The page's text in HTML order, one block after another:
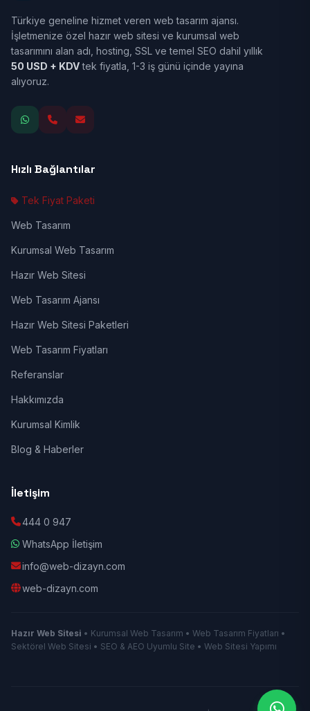
Türkiye geneline hizmet veren web tasarım ajansı.
İşletmenize özel hazır web sitesi ve kurumsal web
tasarımını alan adı, hosting, SSL ve temel SEO dahil yıllık
50 USD + KDVtek fiyatla, 1-3 iş günü içinde yayına
alıyoruz.
Hızlı Bağlantılar
Tek Fiyat Paketi
Web Tasarım
Kurumsal Web Tasarım
Hazır Web Sitesi
Web Tasarım Ajansı
Hazır Web Sitesi Paketleri
Web Tasarım Fiyatları
Referanslar
Hakkımızda
Kurumsal Kimlik
Blog & Haberler
İletişim
444 0 947
WhatsApp İletişim
info@web-dizayn.com
web-dizayn.com
Hazır Web Sitesi • Kurumsal Web Tasarım • Web Tasarım Fiyatları •
Sektörel Web Sitesi • SEO & AEO Uyumlu Site • Web Sitesi Yapımı